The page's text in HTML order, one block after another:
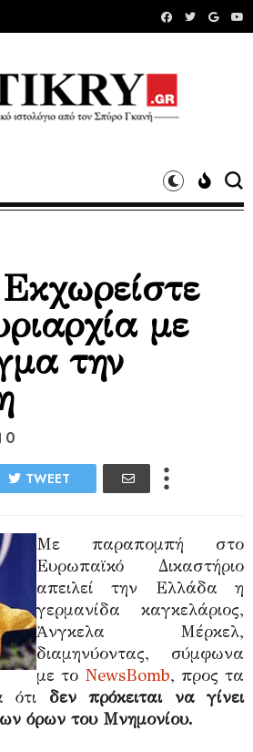
με
την
0
TWEET
Με παραπομπή στο
Ευρωπαϊκό Δικαστήριο
απειλεί την Ελλάδα η
γερμανίδα καγκελάριος,
Ἀνγκελα Μέρκελ,
διαμηνύοντας, σύμφωνα
με το NewsBomb, προς τα
ότι δεν πρόκειται να γίνει
όρων του Μνημονίου.